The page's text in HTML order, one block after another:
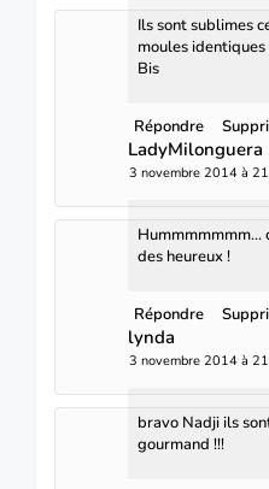
Ils sont sublimes
moules
Bis
Répondre
LadyMilonguera
3 novembre 2014 à
des heureux !
Répondre
lynda
3 novembre 2014 à
bravo Nadji ils
gourmand !!!